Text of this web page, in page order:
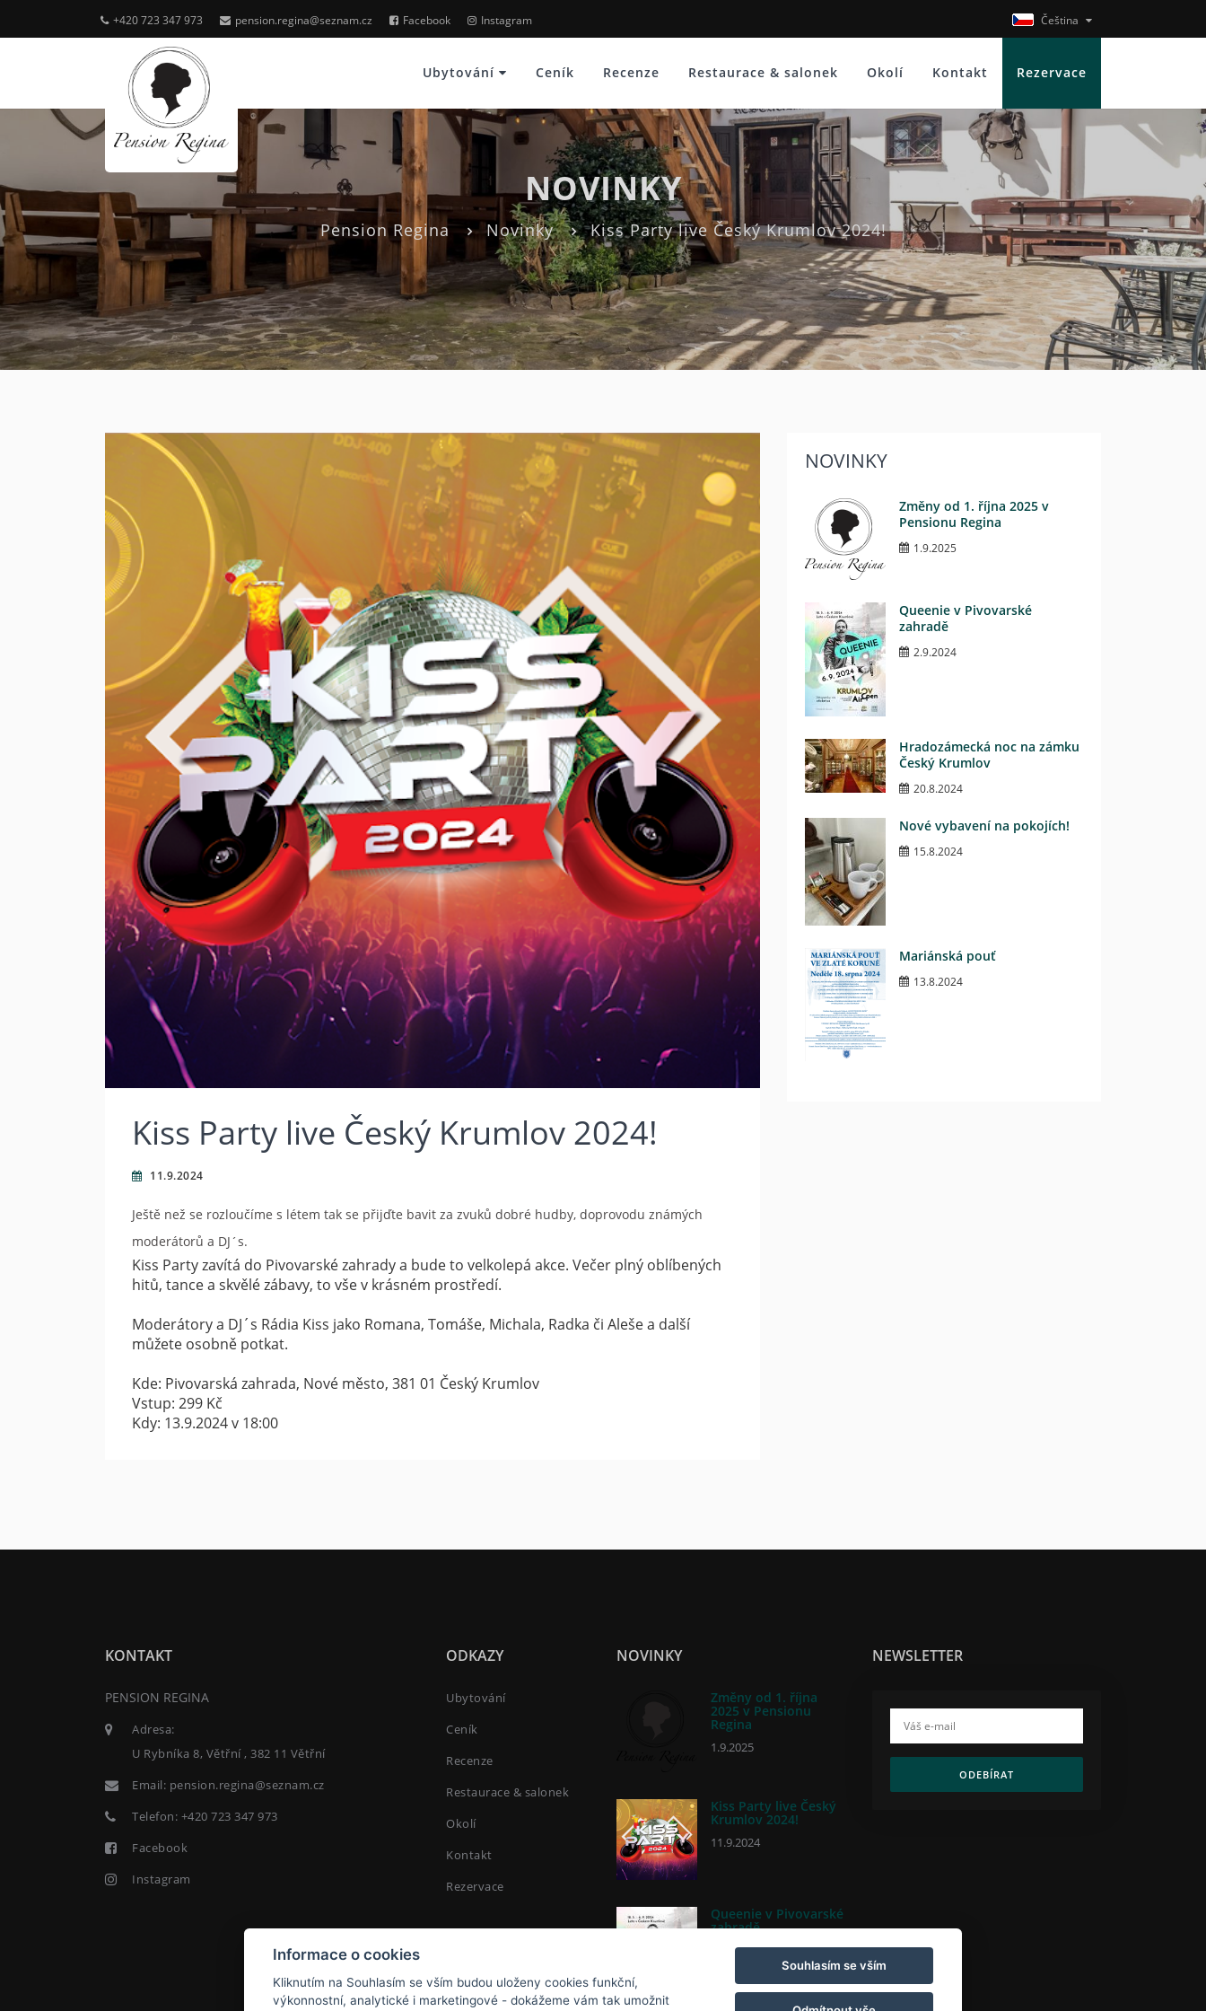
+420 723 347 973 pension.regina@seznam.cz Facebook Instagram Čeština
Ubytování Ceník Recenze Restaurace & salonek Okolí Kontakt Rezervace
NOVINKY
Pension Regina Novinky Kiss Party live Český Krumlov 2024!
Kiss Party live Český Krumlov 2024!
11.9.2024
Ještě než se rozloučíme s létem tak se přijďte bavit za zvuků dobré hudby, doprovodu známých
moderátorů a DJ´s.
Kiss Party zavítá do Pivovarské zahrady a bude to velkolepá akce. Večer plný oblíbených
hitů, tance a skvělé zábavy, to vše v krásném prostředí.
Moderátory a DJ´s Rádia Kiss jako Romana, Tomáše, Michala, Radka či Aleše a další
můžete osobně potkat.
Kde: Pivovarská zahrada, Nové město, 381 01 Český Krumlov
Vstup: 299 Kč
Kdy: 13.9.2024 v 18:00
NOVINKY
Změny od 1. října 2025 v
Pensionu Regina
1.9.2025
Queenie v Pivovarské
zahradě
2.9.2024
Hradozámecká noc na zámku
Český Krumlov
20.8.2024
Nové vybavení na pokojích!
15.8.2024
Mariánská pouť
13.8.2024
KONTAKT
PENSION REGINA
Adresa:
U Rybníka 8, Větřní , 382 11 Větřní
Email: pension.regina@seznam.cz
Telefon: +420 723 347 973
Facebook
Instagram
ODKAZY
Ubytování
Ceník
Recenze
Restaurace & salonek
Okolí
Kontakt
Rezervace
NOVINKY
Změny od 1. října
2025 v Pensionu
Regina
1.9.2025
Kiss Party live Český
Krumlov 2024!
11.9.2024
Queenie v Pivovarské
zahradě
2.9.2024
NEWSLETTER
ODEBÍRAT
Informace o cookies
Kliknutím na Souhlasím se vším budou uloženy cookies funkční,
výkonnostní, analytické i marketingové - dokážeme vám tak umožnit
Souhlasím se vším